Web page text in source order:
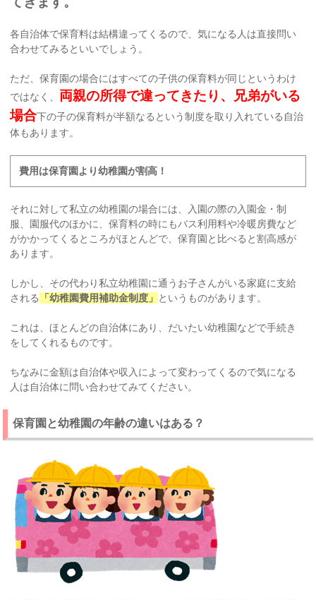
各自治体で保育料は結構違ってくるので、気になる人は直接問い
合わせてみるといいでしょう。
ただ、保育園の場合にはすべての子供の保育料が同じというわけ
ではなく、 両親の所得で違ってきたり、兄弟がいる
場合下の子の保育料が半額なるという制度を取り入れている自治
体もあります。
費用は保育園より幼稚園が割高！
それに対して私立の幼稚園の場合には、入園の際の入園金・制
服、園服代のほかに、保育料の時にもバス利用料や冷暖房費など
がかかってくるところがほとんどで、保育園と比べると割高感が
あります。
しかし、その代わり私立幼稚園に通うお子さんがいる家庭に支給
される
「幼稚園費用補助金制度」 というものがあります。
これは、ほとんどの自治体にあり、だいたい幼稚園などで手続き
をしてくれるものです。
ちなみに金額は自治体や収入によって変わってくるので気になる
人は自治体に問い合わせてみてください。
保育園と幼稚園の年齢の違いはある？